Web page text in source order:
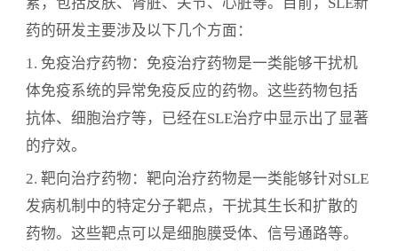
面。旨在为医药行业相关从业人员提供有关新药研
发的全面深入分析和未来发展趋势的参考。
药的研发主要涉及以下几个方面：
1. 免疫治疗药物：免疫治疗药物是一类能够干扰机
体免疫系统的异常免疫反应的药物。这些药物包括
抗体、细胞治疗等，已经在SLE治疗中显示出了显著
的疗效。
2. 靶向治疗药物：靶向治疗药物是一类能够针对SLE
发病机制中的特定分子靶点，干扰其生长和扩散的
药物。这些靶点可以是细胞膜受体、信号通路等。